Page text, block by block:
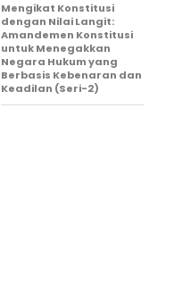
Mengikat Konstitusi
dengan Nilai Langit:
Amandemen Konstitusi
untuk Menegakkan
Negara Hukum yang
Berbasis Kebenaran dan
Keadilan (Seri-2)